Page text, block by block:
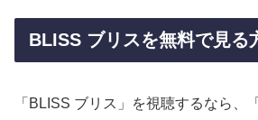
BLISS ブリスを無料で見る
「BLISS ブリス」を視聴するなら、